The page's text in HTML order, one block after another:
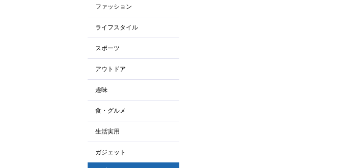
ファッション
ライフスタイル
スポーツ
アウトドア
趣味
食・グルメ
生活実用
ガジェット